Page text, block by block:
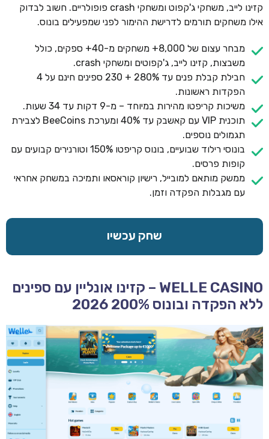
קזינו לייב, משחקי ג'קפוט ומשחקי crash פופולריים. חשוב לבדוק
אילו משחקים תורמים לדרישת ההימור לפני שמפעילים בונוס.
מבחר עצום של 8,000+ משחקים מ-40+ ספקים, כולל
משבצות, קזינו לייב, ג'קפוטים ומשחקי crash.
חבילת קבלת פנים עד 280% + 230 ספינים חינם על 4
הפקדות ראשונות.
משיכות קריפטו מהירות במיוחד – מ-9 דקות עד 34 שעות.
תוכנית VIP עם קאשבק עד 40% ומערכת BeeCoins לצבירת
תגמולים נוספים.
בונוסי רילוד שבועיים, בונוס קריפטו 150% וטורנירים קבועים עם
קופות פרסים.
ממשק מותאם למובייל, רישיון קוראסאו ותמיכה במשחק אחראי
עם מגבלות הפקדה וזמן.
שחק עכשיו
WELLE CASINO – קזינו אונליין עם ספינים
ללא הפקדה ובונוס 200% 2026